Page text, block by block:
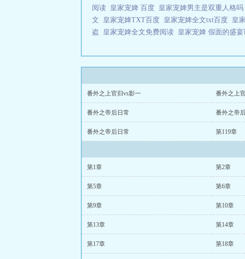
阅读 皇家宠婢 百度 皇家宠婢男主是双重人格吗
文 皇家宠婢TXT百度 皇家宠婢全文txt百度 皇
盗 皇家宠婢全文免费阅读 皇家宠婢 假面的盛
番外之上官归vs影一 番外之上
番外之帝后日常 番外之帝
番外之帝后日常 第119章
第1章 第2章
第5章 第6章
第9章 第10章
第13章 第14章
第17章 第18章